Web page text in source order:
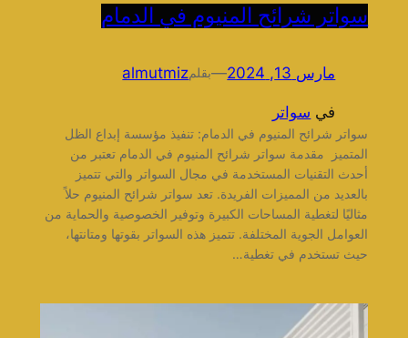
سواتر شرائح المنيوم في الدمام
مارس 13, 2024 —بقلمalmutmiz
في سواتر
سواتر شرائح المنيوم في الدمام: تنفيذ مؤسسة إبداع الظل
المتميز مقدمة سواتر شرائح المنيوم في الدمام تعتبر من
أحدث التقنيات المستخدمة في مجال السواتر والتي تتميز
بالعديد من المميزات الفريدة. تعد سواتر شرائح المنيوم حلاً
مثاليًا لتغطية المساحات الكبيرة وتوفير الخصوصية والحماية من
العوامل الجوية المختلفة. تتميز هذه السواتر بقوتها ومتانتها،
حيث تستخدم في تغطية…